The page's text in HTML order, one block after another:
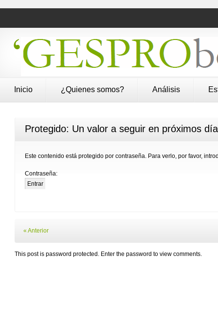
Inicio ¿Quienes somos? Análisis
Protegido: Un valor a seguir en próximos
Este contenido está protegido por contraseña. Para verlo, por favor,
Contraseña:
« Anterior
This post is password protected. Enter the password to view comments.